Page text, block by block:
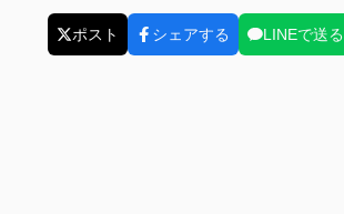
ポスト シェアする LINEで送る